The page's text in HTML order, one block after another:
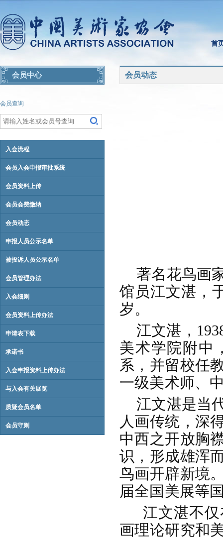
首
会员中心
会员查询
入会流程
会员入会申报审批系统
会员资料上传
会员会费缴纳
会员动态
申报人员公示名单
被投诉人员公示名单
会员管理办法
入会细则
会员资料上传办法
申请表下载
承诺书
入会申报资料上传办法
与入会有关展览
质疑会员名单
会员守则
会员动态
著名花鸟画
馆员江文湛，
岁。
江文湛，
美术学院附中
系，并留校任
一级美术师、
江文湛是当
人画传统，深
中西之开放胸
识，形成雄浑
鸟画开辟新境
届全国美展等
江文湛不
画理论研究和